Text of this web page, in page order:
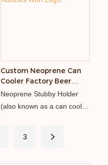
Custom Neoprene Can
Cooler Factory Beer
Koozies With Logo
Neoprene Stubby Holder
(also known as a can cooler
3